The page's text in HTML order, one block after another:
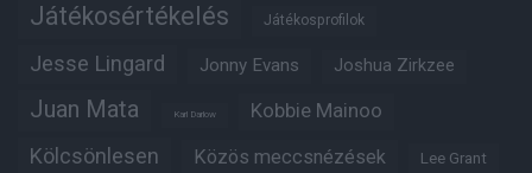
Játékosértékelés Játékosprofilok
Jesse Lingard Jonny Evans Joshua Zirkzee
Juan Mata Karl Darlow Kobbie Mainoo
Kölcsönlesen Közös meccsnézések Lee Grant